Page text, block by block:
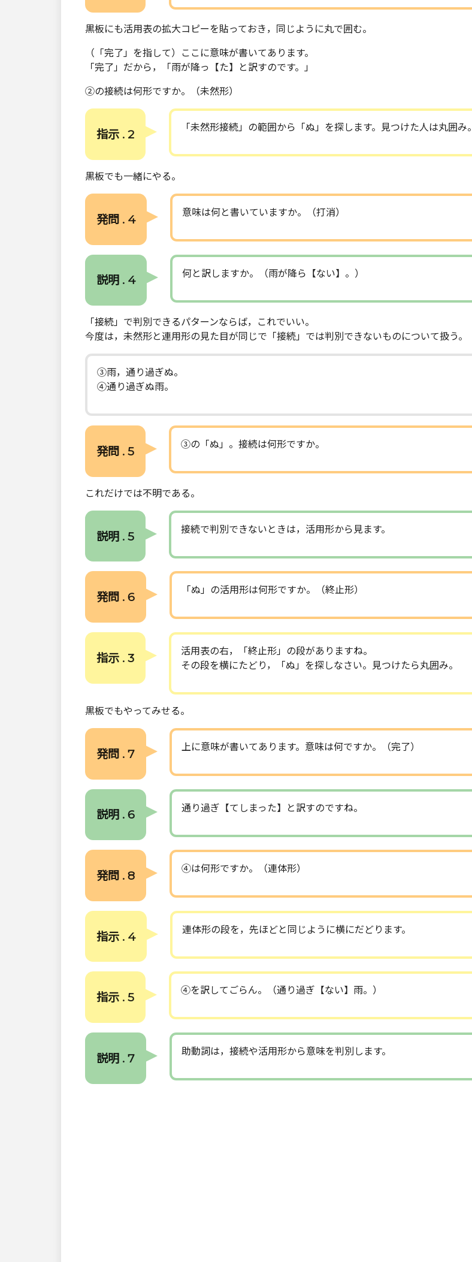
黒板にも活用表の拡大コピーを貼っておき，同じように丸で囲む。
（「完了」を指して）ここに意味が書いてあります。
「完了」だから，「雨が降っ【た】と訳すのです。」
②の接続は何形ですか。（未然形）
指示 . 2 「未然形接続」の範囲から「ぬ」を探します。見つけた人は丸囲み。
黒板でも一緒にやる。
発問 . 4 意味は何と書いていますか。（打消）
説明 . 4 何と訳しますか。（雨が降ら【ない】。）
「接続」で判別できるパターンならば，これでいい。
今度は，未然形と連用形の見た目が同じで「接続」では判別できないものについて扱う。
③雨，通り過ぎぬ。
④通り過ぎぬ雨。
発問 . 5 ③の「ぬ」。接続は何形ですか。
これだけでは不明である。
説明 . 5 接続で判別できないときは，活用形から見ます。
発問 . 6 「ぬ」の活用形は何形ですか。（終止形）
指示 . 3
活用表の右，「終止形」の段がありますね。
その段を横にたどり，「ぬ」を探しなさい。見つけたら丸囲み。
黒板でもやってみせる。
発問 . 7 上に意味が書いてあります。意味は何ですか。（完了）
説明 . 6 通り過ぎ【てしまった】と訳すのですね。
発問 . 8 ④は何形ですか。（連体形）
指示 . 4 連体形の段を，先ほどと同じように横にだどります。
指示 . 5 ④を訳してごらん。（通り過ぎ【ない】雨。）
説明 . 7 助動詞は，接続や活用形から意味を判別します。